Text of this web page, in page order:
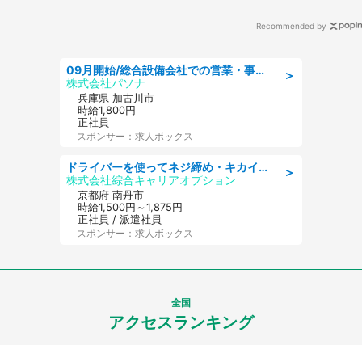
Recommended by
＞
09月開始/総合設備会社での営業・事務のお仕事/車通勤可/賞与あり/営業/営業事務
株式会社パソナ
兵庫県 加古川市
時給1,800円
正社員
スポンサー：求人ボックス
＞
ドライバーを使ってネジ締め・キカイのボタン操作/履歴書不要
株式会社綜合キャリアオプション
京都府 南丹市
時給1,500円～1,875円
正社員 / 派遣社員
スポンサー：求人ボックス
全国
アクセスランキング